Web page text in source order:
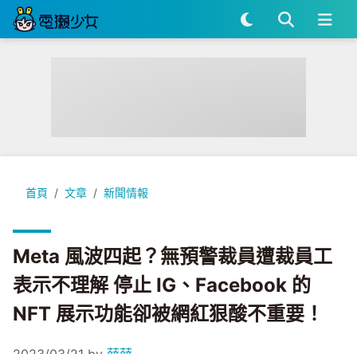
首頁 文章 新聞情報
Meta 風波四起？無預警裁員遭裁員工表示不理解 停止 IG、
Meta 風波四起？無預警裁員遭裁員工
表示不理解 停止 IG、Facebook 的
NFT 展示功能卻被網紅狠酸不重要！